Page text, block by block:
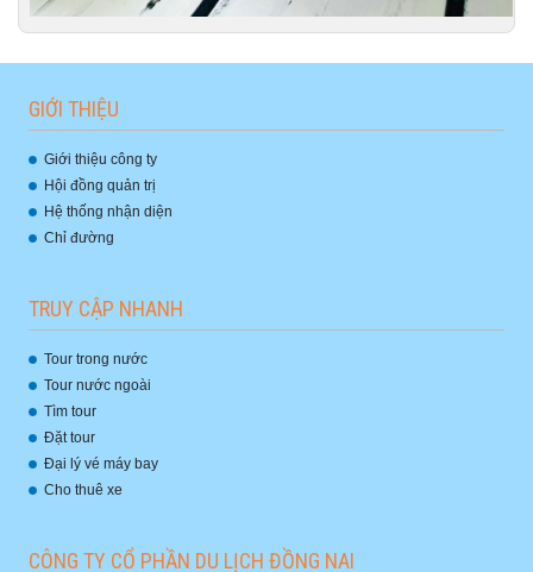
GIỚI THIỆU
Giới thiệu công ty
Hội đồng quản trị
Hệ thống nhận diện
Chỉ đường
TRUY CẬP NHANH
Tour trong nước
Tour nước ngoài
Tìm tour
Đặt tour
Đại lý vé máy bay
Cho thuê xe
CÔNG TY CỔ PHẦN DU LỊCH ĐỒNG NAI